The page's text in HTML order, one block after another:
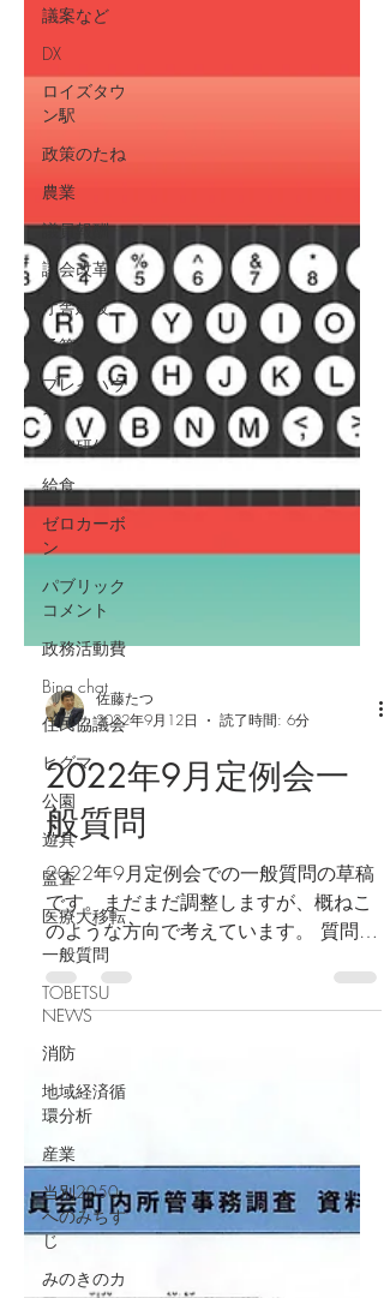
議案など
DX
ロイズタウ
ン駅
政策のたね
農業
議員報酬
議会改革
庁舎建設
予算
プレイハウ
ス
視察研修
給食
ゼロカーボ
ン
パブリック
コメント
政務活動費
Bing chat
住民協議会
ヒグマ
公園
遊具
監査
医療大移転
一般質問
TOBETSU
NEWS
消防
地域経済循
環分析
産業
当別2050
へのみちす
じ
みのきのカ
佐藤たつ
2022年9月12日
2022年9月定例会一
般質問
2022年9月定例会での一般質問の草稿
です。まだまだ調整しますが、概ねこ
のような方向で考えています。 質問
答弁 振り返り 提出した質問要旨 質問
１ 議長の許可をいただきましたので、
通告に従い一般質問をいたします。...